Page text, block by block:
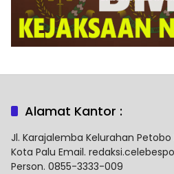
Alamat Kantor :
Jl. Karajalemba Kelurahan
Kota Palu Email.
Person. 0855-3333-009